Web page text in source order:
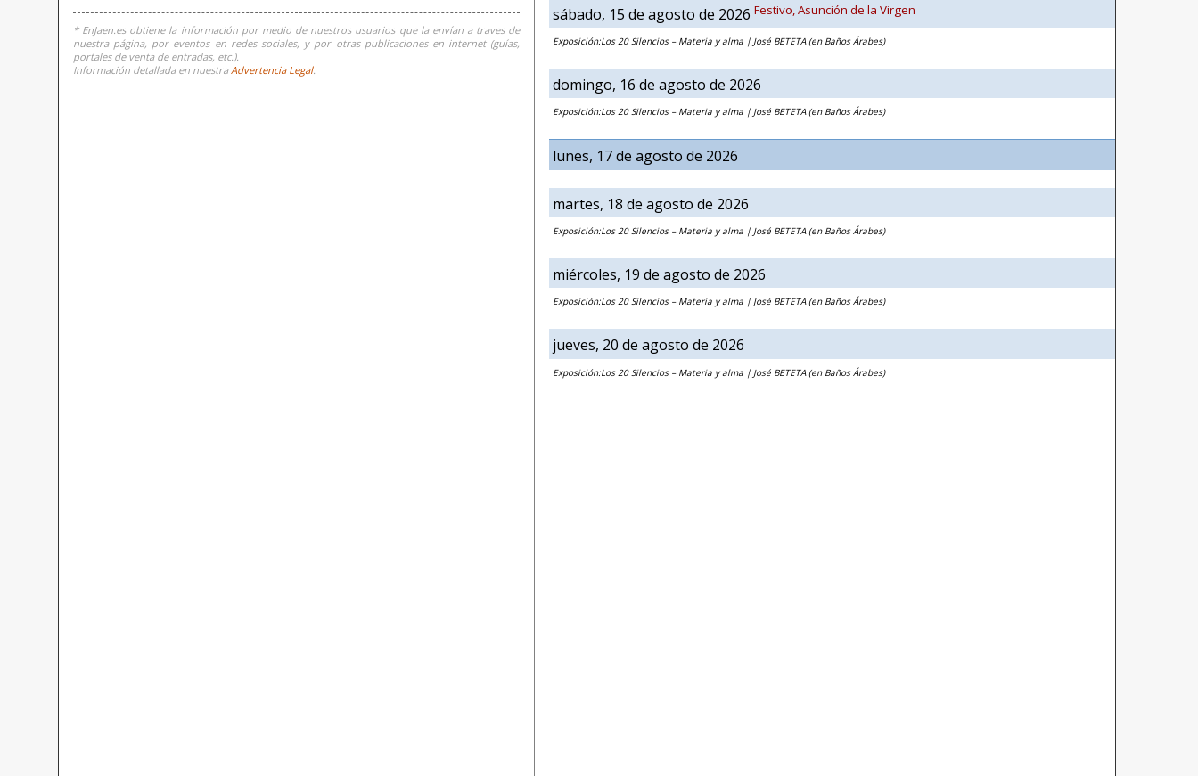
* EnJaen.es obtiene la información por medio de nuestros usuarios que la envían a traves de
nuestra página, por eventos en redes sociales, y por otras publicaciones en internet (guías,
portales de venta de entradas, etc.).
Información detallada en nuestraAdvertencia Legal.
sábado, 15 de agosto de 2026Festivo, Asunción de la Virgen
Exposición:Los 20 Silencios – Materia y alma | José BETETA (en Baños Árabes)
domingo, 16 de agosto de 2026
Exposición:Los 20 Silencios – Materia y alma | José BETETA (en Baños Árabes)
lunes, 17 de agosto de 2026
martes, 18 de agosto de 2026
Exposición:Los 20 Silencios – Materia y alma | José BETETA (en Baños Árabes)
miércoles, 19 de agosto de 2026
Exposición:Los 20 Silencios – Materia y alma | José BETETA (en Baños Árabes)
jueves, 20 de agosto de 2026
Exposición:Los 20 Silencios – Materia y alma | José BETETA (en Baños Árabes)